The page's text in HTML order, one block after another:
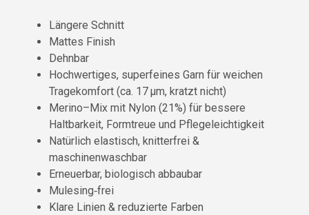
Längere Schnitt
Mattes Finish
Dehnbar
Hochwertiges, superfeines Garn für weichen
Tragekomfort (ca. 17 µm, kratzt nicht)
Merino–Mix mit Nylon (21%) für bessere
Haltbarkeit, Formtreue und Pflegeleichtigkeit
Natürlich elastisch, knitterfrei &
maschinenwaschbar
Erneuerbar, biologisch abbaubar
Mulesing‑frei
Klare Linien & reduzierte Farben